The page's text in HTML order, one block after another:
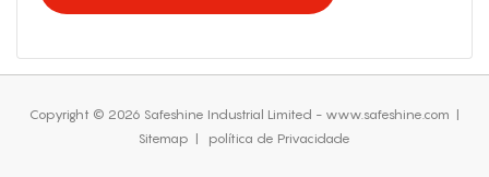
Copyright © 2026 Safeshine Industrial Limited - www.safeshine.com |
Sitemap | política de Privacidade